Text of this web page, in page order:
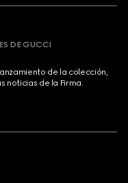
DE GUCCI
de la colección,
noticias de la Firma.